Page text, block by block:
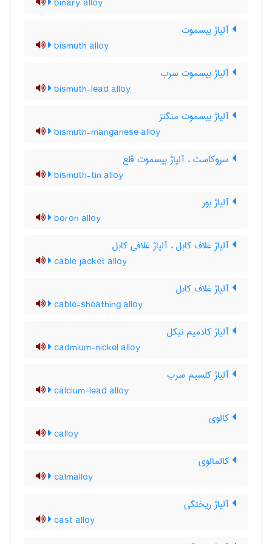
آلیاژ بیسموت
bismuth alloy
آلیاژ بیسموت سرب
bismuth-lead alloy
آلیاژ بیسموت منگنز
bismuth-manganese alloy
سروکاست ، آلیاژ بیسموت قلع
bismuth-tin alloy
آلیاژ بور
boron alloy
آلیاژ غلاف کابل ، آلیاژ غلافی کابل
cable jacket alloy
آلیاژ غلاف کابل
cable-sheathing alloy
آلیاژ کادمیم نیکل
cadmium-nickel alloy
آلیاژ کلسیم سرب
calcium-lead alloy
کالوی
calloy
کالمالوی
calmalloy
آلیاژ ریختگی
cast alloy